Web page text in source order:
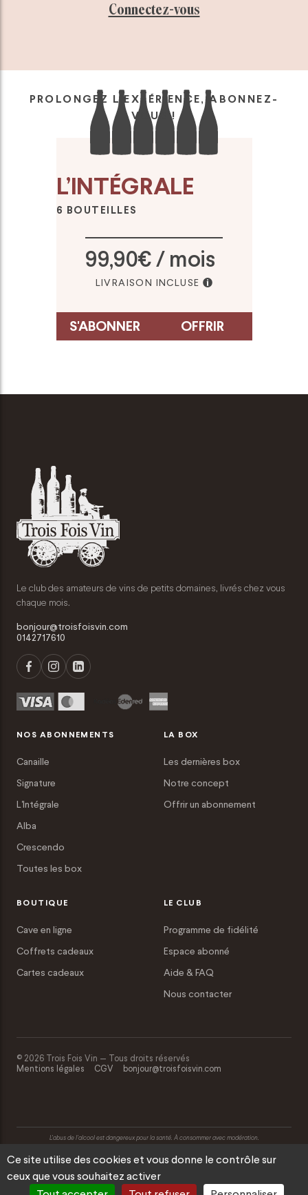
Connectez-vous
PROLONGEZ L’EXPÉRIENCE, ABONNEZ-
VOUS !
L’INTÉGRALE
6 BOUTEILLES
99,90€ / mois
LIVRAISON INCLUSE
S'ABONNER OFFRIR
Le club des amateurs de vins de petits domaines, livrés chez vous
chaque mois.
bonjour@troisfoisvin.com
0142717610
NOS ABONNEMENTS
Canaille
Signature
L'Intégrale
Alba
Crescendo
Toutes les box
LA BOX
Les dernières box
Notre concept
Offrir un abonnement
BOUTIQUE
Cave en ligne
Coffrets cadeaux
Cartes cadeaux
LE CLUB
Programme de fidélité
Espace abonné
Aide & FAQ
Nous contacter
© 2026 Trois Fois Vin — Tous droits réservés
Mentions légales
CGV bonjour@troisfoisvin.com
L’abus de l’alcool est dangereux pour la santé. À consommer avec modération.
Ce site utilise des cookies et vous donne le contrôle sur
ceux que vous souhaitez activer